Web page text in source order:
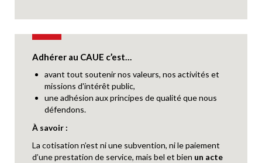
Adhérer au CAUE c’est…
avant tout soutenir nos valeurs, nos activités et
missions d'intérêt public,
une adhésion aux principes de qualité que nous
défendons.
À savoir :
La cotisation n’est ni une subvention, ni le paiement
d’une prestation de service, mais bel et bien un acte